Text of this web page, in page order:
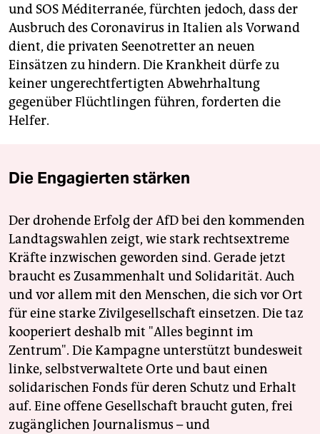
und SOS Méditerranée, fürchten jedoch, dass der
Ausbruch des Coronavirus in Italien als Vorwand
dient, die privaten Seenotretter an neuen
Einsätzen zu hindern. Die Krankheit dürfe zu
keiner ungerechtfertigten Abwehrhaltung
gegenüber Flüchtlingen führen, forderten die
Helfer.
Die Engagierten stärken
Der drohende Erfolg der AfD bei den kommenden
Landtagswahlen zeigt, wie stark rechtsextreme
Kräfte inzwischen geworden sind. Gerade jetzt
braucht es Zusammenhalt und Solidarität. Auch
und vor allem mit den Menschen, die sich vor Ort
für eine starke Zivilgesellschaft einsetzen. Die taz
kooperiert deshalb mit "Alles beginnt im
Zentrum". Die Kampagne unterstützt bundesweit
linke, selbstverwaltete Orte und baut einen
solidarischen Fonds für deren Schutz und Erhalt
auf. Eine offene Gesellschaft braucht guten, frei
zugänglichen Journalismus – und